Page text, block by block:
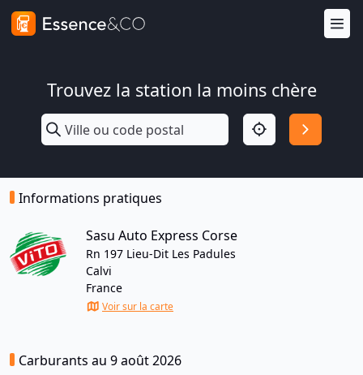
Trouvez la station la moins chère
Informations pratiques
Sasu Auto Express Corse
Rn 197 Lieu-Dit Les Padules
Calvi
France
Voir sur la carte
Carburants au 9 août 2026